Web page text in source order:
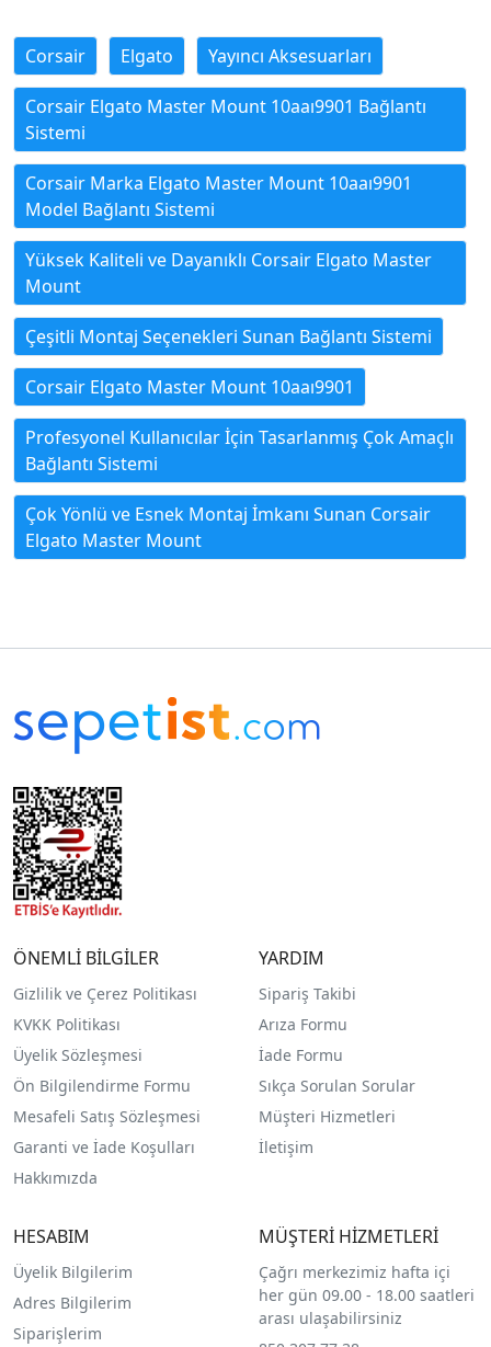
Corsair Elgato Yayıncı Aksesuarları
Corsair Elgato Master Mount 10aaı9901 Bağlantı
Sistemi
Corsair Marka Elgato Master Mount 10aaı9901
Model Bağlantı Sistemi
Yüksek Kaliteli ve Dayanıklı Corsair Elgato Master
Mount
Çeşitli Montaj Seçenekleri Sunan Bağlantı Sistemi
Corsair Elgato Master Mount 10aaı9901
Profesyonel Kullanıcılar İçin Tasarlanmış Çok Amaçlı
Bağlantı Sistemi
Çok Yönlü ve Esnek Montaj İmkanı Sunan Corsair
Elgato Master Mount
ÖNEMLİ BİLGİLER
Gizlilik ve Çerez Politikası
KVKK Politikası
Üyelik Sözleşmesi
Ön Bilgilendirme Formu
Mesafeli Satış Sözleşmesi
Garanti ve İade Koşulları
Hakkımızda
YARDIM
Sipariş Takibi
Arıza Formu
İade Formu
Sıkça Sorulan Sorular
Müşteri Hizmetleri
İletişim
HESABIM
Üyelik Bilgilerim
Adres Bilgilerim
Siparişlerim
MÜŞTERİ HİZMETLERİ
Çağrı merkezimiz hafta içi
her gün 09.00 - 18.00 saatleri
arası ulaşabilirsiniz